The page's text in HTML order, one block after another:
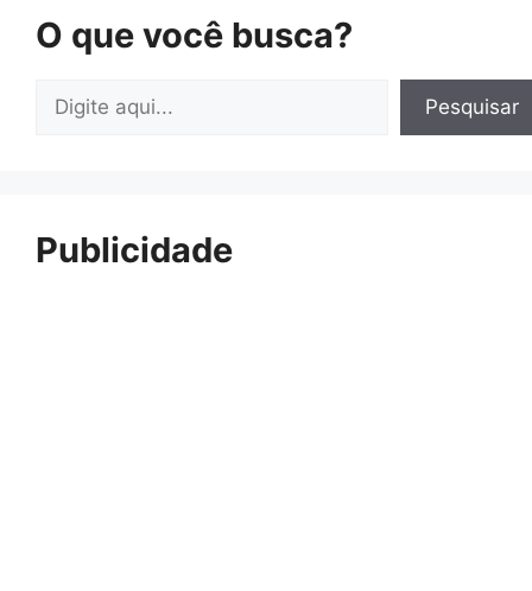
O que você busca?
Pesquisar
Publicidade